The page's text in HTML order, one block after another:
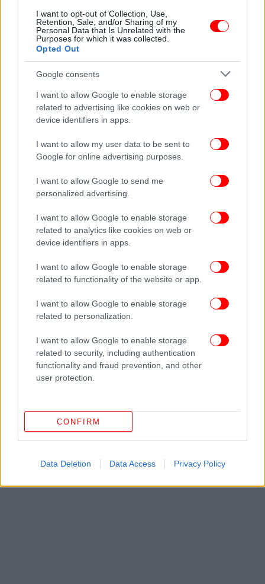
I want to opt-out of Collection, Use,
Retention, Sale, and/or Sharing of my
Personal Data that Is Unrelated with the
Purposes for which it was collected.
Opted Out
Google consents
I want to allow Google to enable storage
related to advertising like cookies on web or
device identifiers in apps.
I want to allow my user data to be sent to
Google for online advertising purposes.
I want to allow Google to send me
personalized advertising.
I want to allow Google to enable storage
related to analytics like cookies on web or
device identifiers in apps.
I want to allow Google to enable storage
related to functionality of the website or app.
I want to allow Google to enable storage
related to personalization.
I want to allow Google to enable storage
related to security, including authentication
functionality and fraud prevention, and other
user protection.
CONFIRM
Data Deletion Data Access Privacy Policy
ΔΕΙΤΕ ΕΠΙΣΗΣ